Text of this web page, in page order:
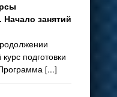
занятий
подготовки
[...]